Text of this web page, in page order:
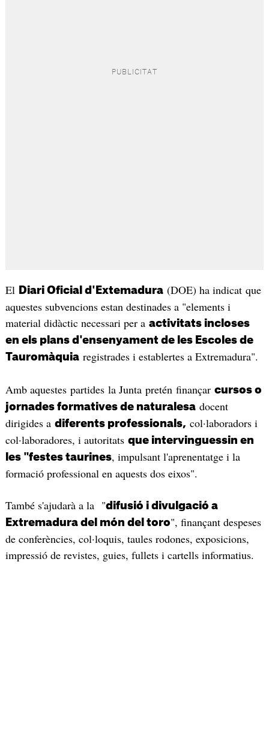
El Diari Oficial d'Extemadura(DOE) ha indicat que
aquestes subvencions estan destinades a "elements i
material didàctic necessari per a activitats incloses
en els plans d'ensenyament de les Escoles de
Tauromàquiaregistrades i establertes a Extremadura".
Amb aquestes partides la Junta pretén finançar cursos o
jornades formatives de naturalesadocent
dirigides a diferents professionals, col·laboradors i
col·laboradores, i autoritats que intervinguessin en
les "festes taurines, impulsant l'aprenentatge i la
formació professional en aquests dos eixos".
També s'ajudarà a la "difusió i divulgació a
Extremadura del món del toro", finançant despeses
de conferències, col·loquis, taules rodones, exposicions,
impressió de revistes, guies, fullets i cartells informatius.